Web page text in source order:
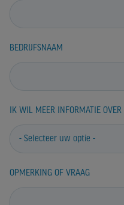
BEDRIJFSNAAM
IK WIL MEER INFORMATIE OVER
OPMERKING OF VRAAG